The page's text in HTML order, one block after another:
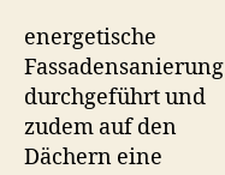
energetische
Fassadensanierung
durchgeführt und
zudem auf den
Dächern eine